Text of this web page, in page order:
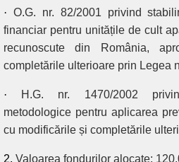
· O.G. nr. 82/2001 privind
financiar pentru unitățile de cult
recunoscute din România,
completările ulterioare prin Legea
·
H.G. nr. 1470/2002
metodologice pentru aplicarea
cu modificările și completările
2. Valoarea fondurilor alocate: